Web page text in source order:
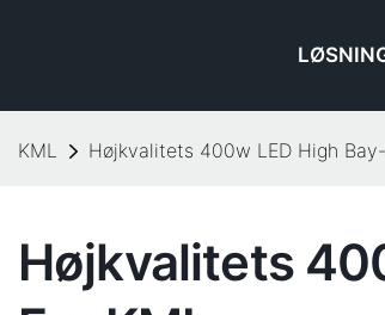
KML Højkvalitets 400w LED High
Højkvalitets